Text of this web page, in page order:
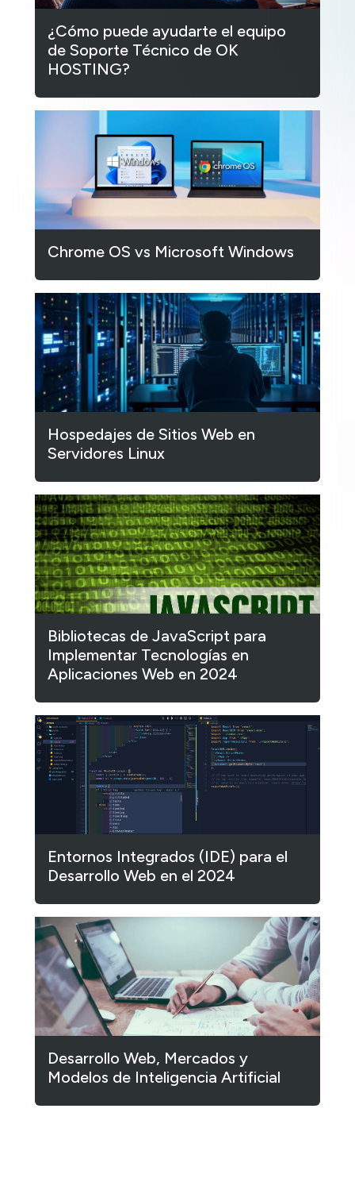
¿Cómo puede ayudarte el equipo
de Soporte Técnico de OK
HOSTING?
Chrome OS vs Microsoft Windows
Hospedajes de Sitios Web en
Servidores Linux
Bibliotecas de JavaScript para
Implementar Tecnologías en
Aplicaciones Web en 2024
Entornos Integrados (IDE) para el
Desarrollo Web en el 2024
Desarrollo Web, Mercados y
Modelos de Inteligencia Artificial